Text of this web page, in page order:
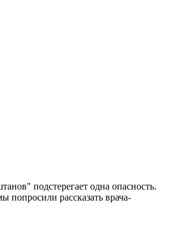
подстерегает одна опасность.
попросили рассказать врача-